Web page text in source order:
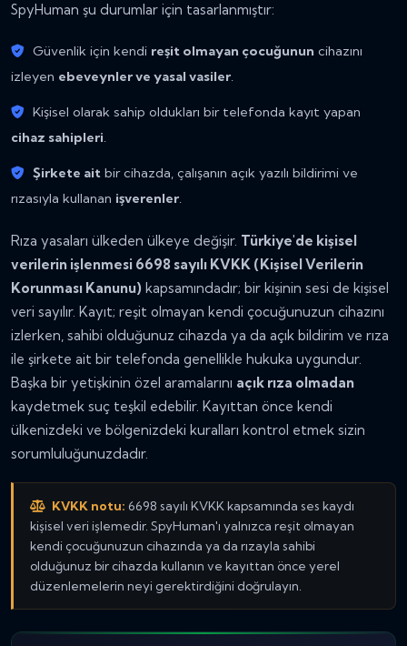
SpyHuman şu durumlar için tasarlanmıştır:
Güvenlik için kendi reşit olmayan çocuğunun cihazını
izleyen ebeveynler ve yasal vasiler.
Kişisel olarak sahip oldukları bir telefonda kayıt yapan
cihaz sahipleri.
Şirkete ait bir cihazda, çalışanın açık yazılı bildirimi ve
rızasıyla kullanan işverenler.
Rıza yasaları ülkeden ülkeye değişir. Türkiye'de kişisel
verilerin işlenmesi 6698 sayılı KVKK (Kişisel Verilerin
Korunması Kanunu) kapsamındadır; bir kişinin sesi de kişisel
veri sayılır. Kayıt; reşit olmayan kendi çocuğunuzun cihazını
izlerken, sahibi olduğunuz cihazda ya da açık bildirim ve rıza
ile şirkete ait bir telefonda genellikle hukuka uygundur.
Başka bir yetişkinin özel aramalarını açık rıza olmadan
kaydetmek suç teşkil edebilir. Kayıttan önce kendi
ülkenizdeki ve bölgenizdeki kuralları kontrol etmek sizin
sorumluluğunuzdadır.
KVKK notu: 6698 sayılı KVKK kapsamında ses kaydı
kişisel veri işlemedir. SpyHuman'ı yalnızca reşit olmayan
kendi çocuğunuzun cihazında ya da rızayla sahibi
olduğunuz bir cihazda kullanın ve kayıttan önce yerel
düzenlemelerin neyi gerektirdiğini doğrulayın.